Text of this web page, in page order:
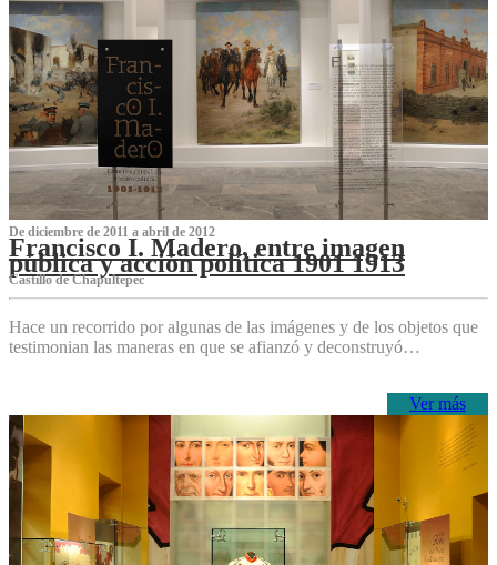
De diciembre de 2011 a abril de 2012
Francisco I. Madero, entre imagen
pública y acción política 1901 1913
Castillo de Chapultepec
Hace un recorrido por algunas de las imágenes y de los objetos que
testimonian las maneras en que se afianzó y deconstruyó…
Ver más